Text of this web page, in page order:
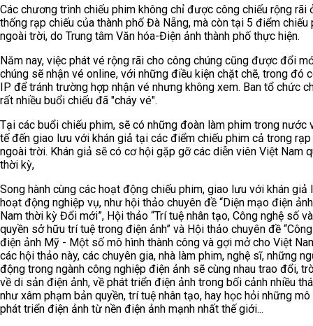
Các chương trình chiếu phim không chỉ được công chiếu rộng rãi
thống rạp chiếu của thành phố Đà Nẵng, mà còn tại 5 điểm chiếu
ngoài trời, do Trung tâm Văn hóa-Điện ảnh thành phố thực hiện.
Năm nay, việc phát vé rộng rãi cho công chúng cũng được đổi
chúng sẽ nhận vé online, với những điều kiện chặt chẽ, trong đó
IP để tránh trường hợp nhận vé nhưng không xem. Ban tổ chức
rất nhiều buổi chiếu đã "cháy vé".
Tại các buổi chiếu phim, sẽ có những đoàn làm phim trong nước
tế đến giao lưu với khán giả tại các điểm chiếu phim cả trong rạp
ngoài trời. Khán giả sẽ có cơ hội gặp gỡ các diễn viên Việt Nam
thời kỳ,
Song hành cùng các hoạt động chiếu phim, giao lưu với khán giả
hoạt động nghiệp vụ, như hội thảo chuyên đề “Diện mạo điện
Nam thời kỳ Đổi mới”, Hội thảo “Trí tuệ nhân tạo, Công nghệ số
quyền sở hữu trí tuệ trong điện ảnh” và Hội thảo chuyên đề
điện ảnh Mỹ - Một số mô hình thành công và gợi mở cho Việt
các hội thảo này, các chuyên gia, nhà làm phim, nghệ sĩ, những
động trong ngành công nghiệp điện ảnh sẽ cùng nhau trao đổi,
về di sản điện ảnh, về phát triển điện ảnh trong bối cảnh nhiều
như xâm phạm bản quyền, trí tuệ nhân tạo, hay học hỏi những mô
phát triển điện ảnh từ nền điện ảnh mạnh nhất thế giới...